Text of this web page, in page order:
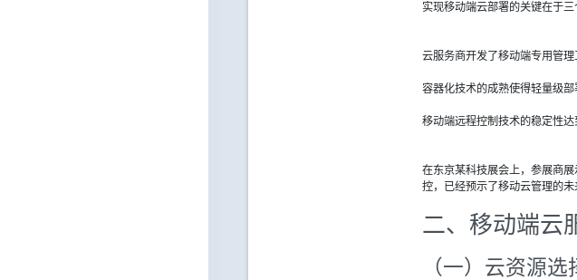
实现移动端云部署的关键在于三
云服务商开发了移动端专用管理
容器化技术的成熟使得轻量级
移动端远程控制技术的稳定性达
在东京某科技展会上，参展商
控，已经预示了移动云管理的未
二、移动端云
（一）云资源